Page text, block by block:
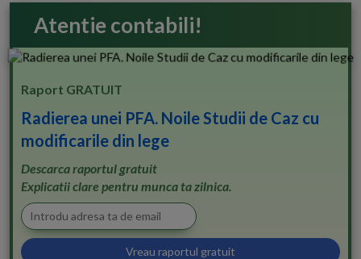
Atentie contabili!
Raport GRATUIT
Radierea unei PFA. Noile Studii de Caz cu
modificarile din lege
Descarca raportul gratuit
Explicatii clare pentru munca ta zilnica.